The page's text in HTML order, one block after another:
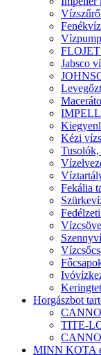
FLOJET
Jabsco
Kézi
Fekália
Horgászbot
TITE-
MINN KOTA